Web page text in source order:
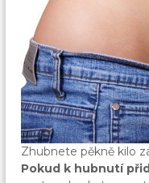
Zhubnete pěkně kilo
Pokud k hubnutí